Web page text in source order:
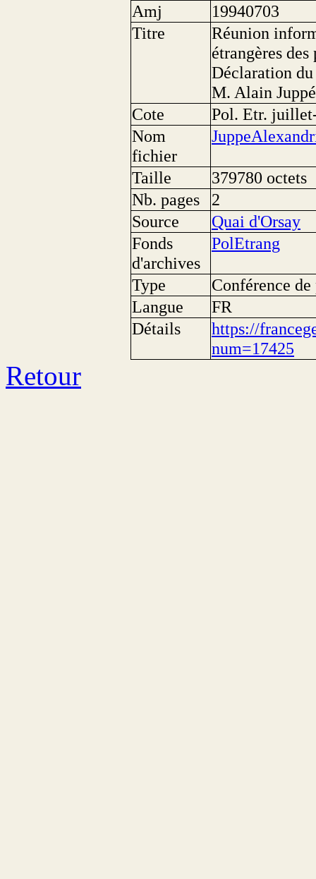
Amj
19940703
Titre
Réunion
étrangères
Déclaration
M. Alain
Cote
Pol. Etr.
Nom
fichier
Taille
379780 octets
Nb. pages
2
Source
Quai d'Orsay
Fonds
d'archives
PolEtrang
Type
Conférence de
Langue
FR
Détails
https://
num=17425
Retour